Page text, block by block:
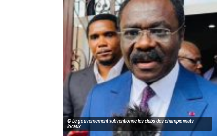
© Le gouvernement subventionne les clubs des championnats
locaux